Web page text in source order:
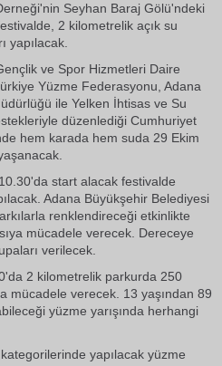
Seyhan Baraj Gölü'ndeki
2 kilometrelik açık su
yapılacak.
ve Spor Hizmetleri Daire
Yüzme Federasyonu, Adana
ile Yelken İhtisas ve Su
düzenlediği Cumhuriyet
hem karada hem suda 29 Ekim
start alacak festivalde
Adana Büyükşehir Belediyesi
renklendireceği etkinlikte
mücadele verecek. Dereceye
verilecek.
2 kilometrelik parkurda 250
mücadele verecek. 13 yaşından 89
yüzme yarışında herhangi
yapılacak yüzme